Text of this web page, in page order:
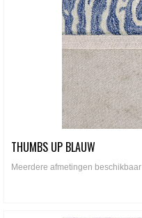
THUMBS UP BLAUW
Meerdere afmetingen beschikbaar